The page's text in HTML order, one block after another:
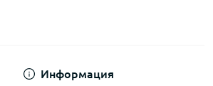
Информация